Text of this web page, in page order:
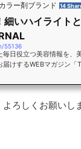
ラー剤ブランド 14
いハイライト
55136
日役立つ美容情報を、
けするWEBマガジン「
ろしくお願いし